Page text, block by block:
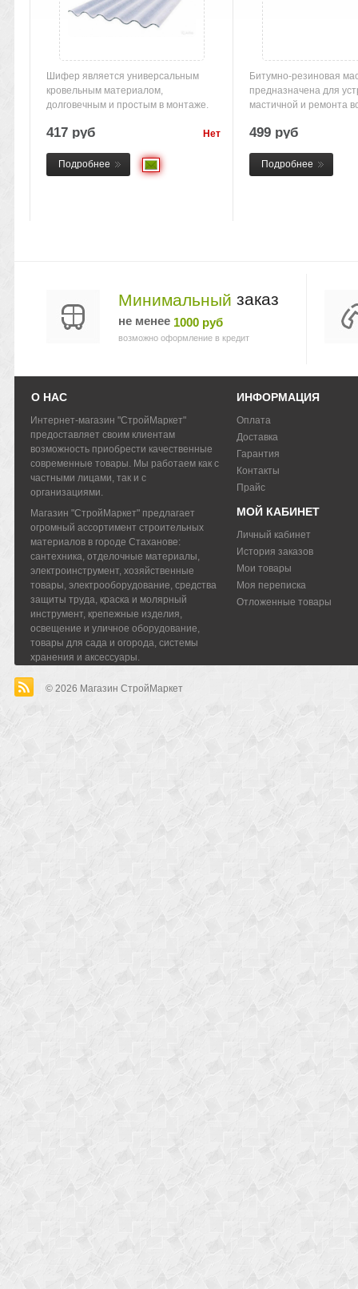
Шифер является универсальным
кровельным материалом,
долговечным и простым в монтаже.
417 руб Нет
Подробнее
Битумно-резиновая
предназначена для
мастичной и ремонта
499 руб
Подробнее
Минимальный заказ
не менее 1000 руб
возможно оформление в кредит
О НАС
Интернет-магазин "СтройМаркет"
предоставляет своим клиентам
возможность приобрести качественные
современные товары. Мы работаем как с
частными лицами, так и с
организациями.
Магазин "СтройМаркет" предлагает
огромный ассортимент строительных
материалов в городе Стаханове:
сантехника, отделочные материалы,
электроинструмент, хозяйственные
товары, электрооборудование, средства
защиты труда, краска и молярный
инструмент, крепежные изделия,
освещение и уличное оборудование,
товары для сада и огорода, системы
хранения и аксессуары.
ИНФОРМАЦИЯ
Оплата
Доставка
Гарантия
Контакты
Прайс
МОЙ КАБИНЕТ
Личный кабинет
История заказов
Мои товары
Моя переписка
Отложенные товары
© 2026 Магазин СтройМаркет